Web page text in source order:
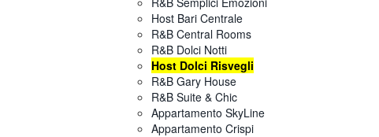
Host Bari Centrale
R&B Central Rooms
R&B Dolci Notti
Host Dolci Risvegli
R&B Gary House
R&B Suite & Chic
Appartamento SkyLine
Appartamento Crispi